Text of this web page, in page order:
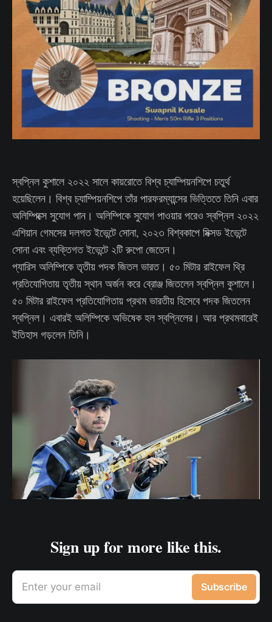
স্বপ্নিল কুশালে ২০২২ সালে কায়রোতে বিশ্ব চ্যাম্পিয়নশিপে চতুর্থ
হয়েছিলেন। বিশ্ব চ্যাম্পিয়নশিপে তাঁর পারফরম্যান্সের ভিত্তিতে তিনি এবার
অলিম্পিক্সে সুযোগ পান। অলিম্পিকে সুযোগ পাওয়ার পরেও স্বপ্নিল ২০২২
এশিয়ান গেমসের দলগত ইভেন্টে সোনা, ২০২৩ বিশ্বকাপে মিক্সড ইভেন্টে
সোনা এবং ব্যক্তিগত ইভেন্টে ২টি রুপো জেতেন।
প্যারিস অলিম্পিকে তৃতীয় পদক জিতল ভারত। ৫০ মিটার রাইফেল থ্রি
প্রতিযোগিতায় তৃতীয় স্থান অর্জন করে ব্রোঞ্জ জিতলেন স্বপ্নিল কুশালে।
৫০ মিটার রাইফেল প্রতিযোগিতায় প্রথম ভারতীয় হিসেবে পদক জিতলেন
স্বপ্নিল। এবারই অলিম্পিকে অভিষেক হল স্বপ্নিলের। আর প্রথমবারেই
ইতিহাস গড়লেন তিনি।
Sign up for more like this.
Enter your email Subscribe